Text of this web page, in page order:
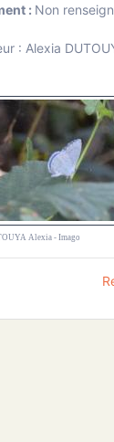
: Non
: Alexia
Alexia - Imago